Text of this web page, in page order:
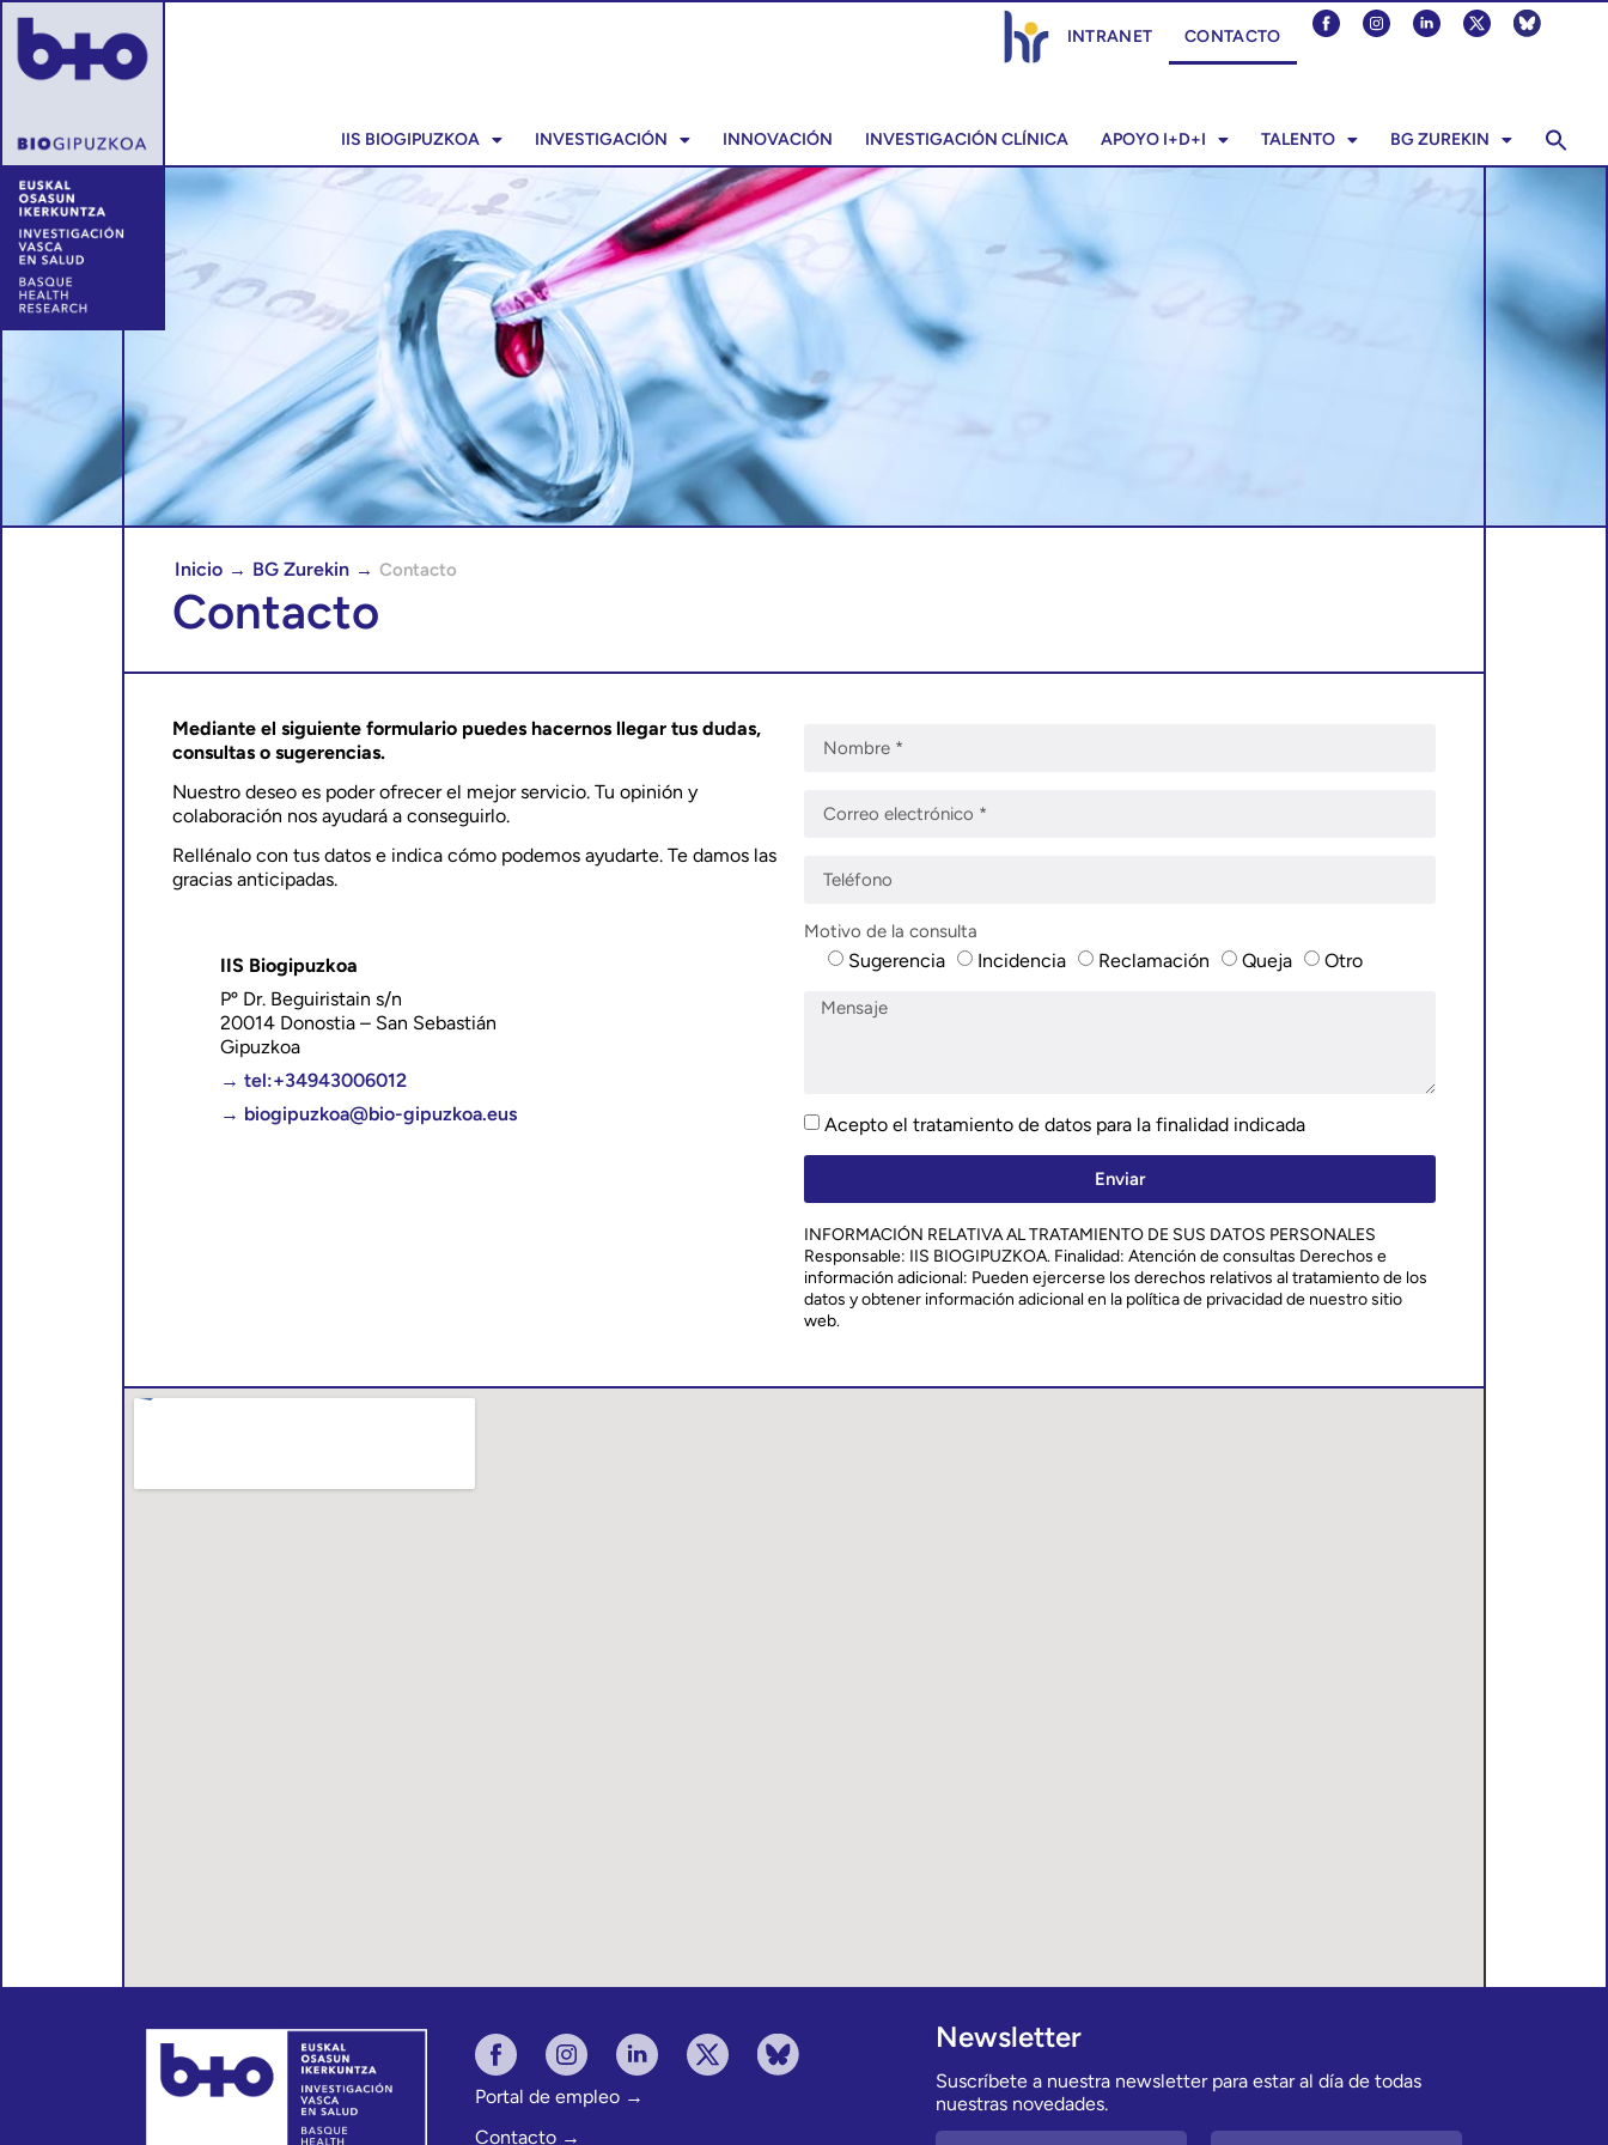
INTRANET CONTACTO
IIS BIOGIPUZKOA INVESTIGACIÓN INNOVACIÓN INVESTIGACIÓN CLÍNICA APOYO I+D+I TALENTO BG ZUREKIN
Inicio → BG Zurekin → Contacto
Contacto
Mediante el siguiente formulario puedes hacernos llegar tus dudas,
consultas o sugerencias.
Nuestro deseo es poder ofrecer el mejor servicio. Tu opinión y
colaboración nos ayudará a conseguirlo.
Rellénalo con tus datos e indica cómo podemos ayudarte. Te damos las
gracias anticipadas.
IIS Biogipuzkoa
Pº Dr. Beguiristain s/n
20014 Donostia – San Sebastián
Gipuzkoa
→ tel:+34943006012
→ biogipuzkoa@bio-gipuzkoa.eus
Motivo de la consulta
Sugerencia Incidencia Reclamación Queja Otro
Acepto el tratamiento de datos para la finalidad indicada
Enviar
INFORMACIÓN RELATIVA AL TRATAMIENTO DE SUS DATOS PERSONALES
Responsable: IIS BIOGIPUZKOA. Finalidad: Atención de consultas Derechos e
información adicional: Pueden ejercerse los derechos relativos al tratamiento de los
datos y obtener información adicional en la política de privacidad de nuestro sitio
web.
Portal de empleo →
Contacto →
Newsletter
Suscríbete a nuestra newsletter para estar al día de todas
nuestras novedades.